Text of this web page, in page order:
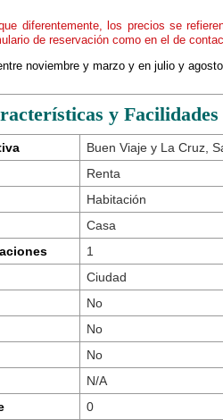
diferentemente, los precios se
de reservación como en el de
noviembre y marzo y en julio y
y Facilidades
Buen Viaje y La Cruz,
Renta
Habitación
Casa
1
Ciudad
No
No
No
N/A
0